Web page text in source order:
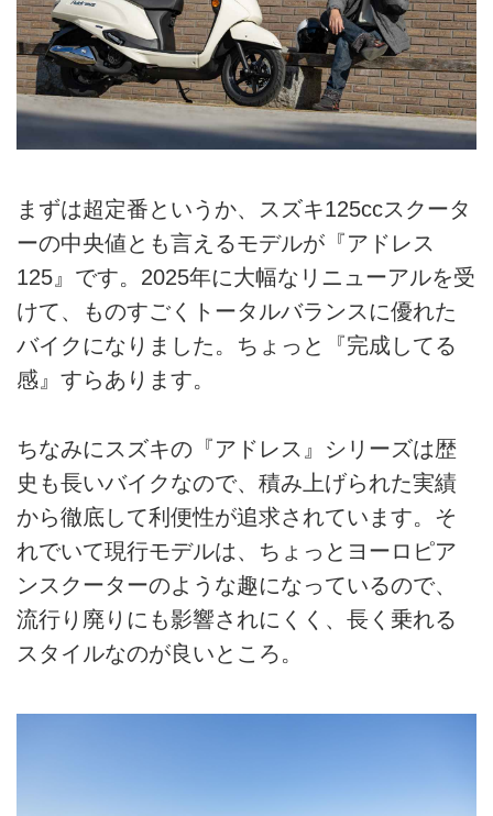
まずは超定番というか、スズキ125ccスクータ
ーの中央値とも言えるモデルが『アドレス
125』です。2025年に大幅なリニューアルを受
けて、ものすごくトータルバランスに優れた
バイクになりました。ちょっと『完成してる
感』すらあります。
ちなみにスズキの『アドレス』シリーズは歴
史も長いバイクなので、積み上げられた実績
から徹底して利便性が追求されています。そ
れでいて現行モデルは、ちょっとヨーロピア
ンスクーターのような趣になっているので、
流行り廃りにも影響されにくく、長く乗れる
スタイルなのが良いところ。